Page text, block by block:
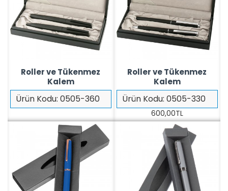
Ürün Kodu: 0505-360
Roller ve Tükenmez
Kalem
Ürün Kodu: 0505-330
Roller ve Tükenmez
Kalem
600,00TL